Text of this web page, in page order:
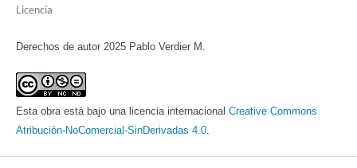
Licencia
Derechos de autor 2025 Pablo Verdier M.
Esta obra está bajo una licencia internacional Creative Commons
Atribución-NoComercial-SinDerivadas 4.0.